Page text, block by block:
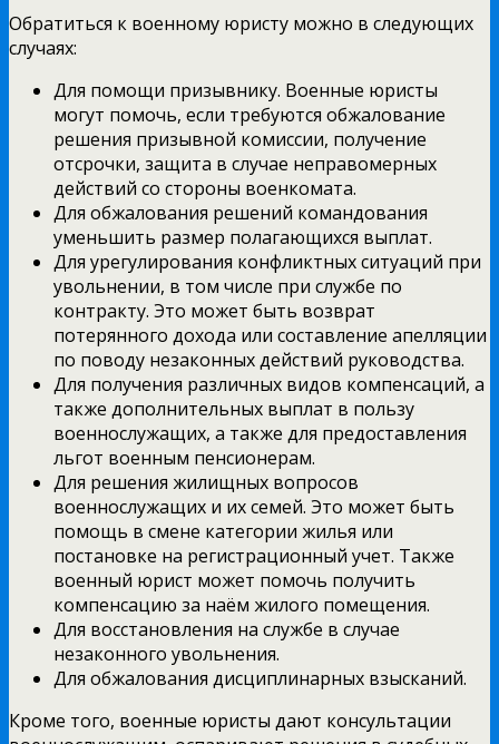
Обратиться к военному юристу можно в следующих
случаях:
Для помощи призывнику. Военные юристы
могут помочь, если требуются обжалование
решения призывной комиссии, получение
отсрочки, защита в случае неправомерных
действий со стороны военкомата.
Для обжалования решений командования
уменьшить размер полагающихся выплат.
Для урегулирования конфликтных ситуаций при
увольнении, в том числе при службе по
контракту. Это может быть возврат
потерянного дохода или составление апелляции
по поводу незаконных действий руководства.
Для получения различных видов компенсаций, а
также дополнительных выплат в пользу
военнослужащих, а также для предоставления
льгот военным пенсионерам.
Для решения жилищных вопросов
военнослужащих и их семей. Это может быть
помощь в смене категории жилья или
постановке на регистрационный учет. Также
военный юрист может помочь получить
компенсацию за наём жилого помещения.
Для восстановления на службе в случае
незаконного увольнения.
Для обжалования дисциплинарных взысканий.
Кроме того, военные юристы дают консультации